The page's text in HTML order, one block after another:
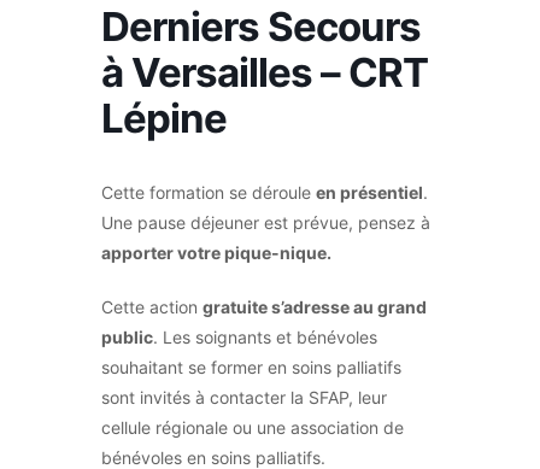
Derniers Secours
à Versailles – CRT
Lépine
Cette formation se déroule en présentiel.
Une pause déjeuner est prévue, pensez à
apporter votre pique-nique.
Cette action gratuite s’adresse au grand
public. Les soignants et bénévoles
souhaitant se former en soins palliatifs
sont invités à contacter la SFAP, leur
cellule régionale ou une association de
bénévoles en soins palliatifs.